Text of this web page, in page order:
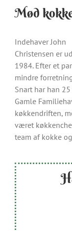
Mød
Indehaver John
Christensen er
1984. Efter et
mindre
Snart har han
Gamle
køkkendriften,
været
team af kokke